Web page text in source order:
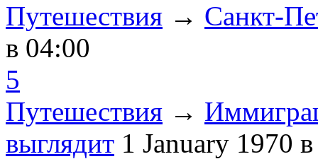
Путешествия → Санкт-
в 04:00
5
Путешествия →
выглядит 1 January 1970